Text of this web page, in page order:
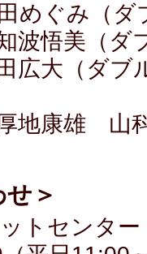
めぐみ（ダ
波悟美（ダ
広大（ダブ
地康雄 山
＞
トセンター